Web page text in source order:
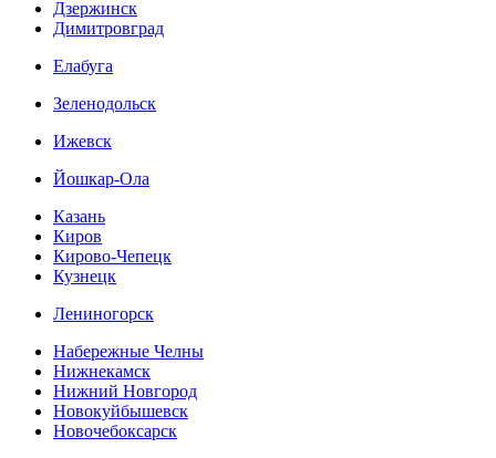
Дзержинск
Димитровград
Елабуга
Зеленодольск
Ижевск
Йошкар-Ола
Казань
Киров
Кирово-Чепецк
Кузнецк
Лениногорск
Набережные Челны
Нижнекамск
Нижний Новгород
Новокуйбышевск
Новочебоксарск